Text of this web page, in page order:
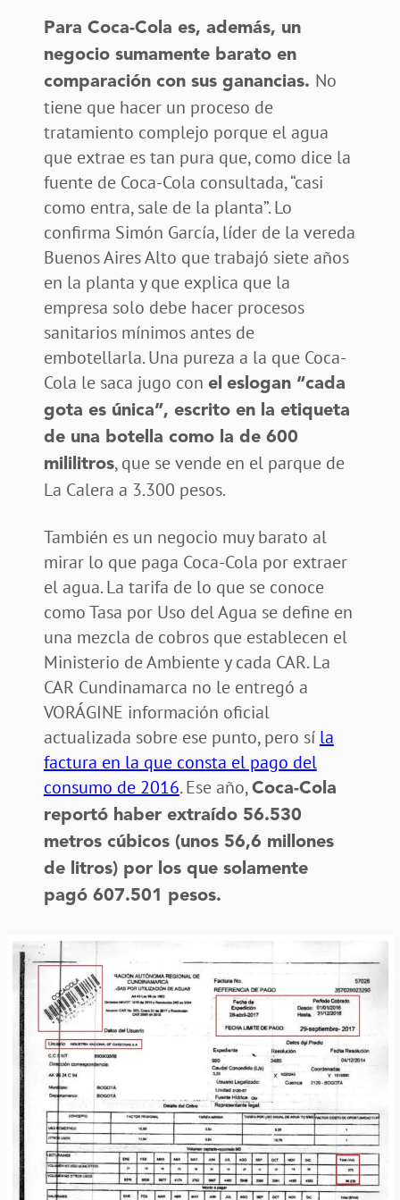
Para Coca-Cola es, además, un
negocio sumamente barato en
comparación con sus ganancias. No
tiene que hacer un proceso de
tratamiento complejo porque el agua
que extrae es tan pura que, como dice la
fuente de Coca-Cola consultada, “casi
como entra, sale de la planta”. Lo
confirma Simón García, líder de la vereda
Buenos Aires Alto que trabajó siete años
en la planta y que explica que la
empresa solo debe hacer procesos
sanitarios mínimos antes de
embotellarla. Una pureza a la que Coca-
Cola le saca jugo con el eslogan “cada
gota es única”, escrito en la etiqueta
de una botella como la de 600
mililitros, que se vende en el parque de
La Calera a 3.300 pesos.
También es un negocio muy barato al
mirar lo que paga Coca-Cola por extraer
el agua. La tarifa de lo que se conoce
como Tasa por Uso del Agua se define en
una mezcla de cobros que establecen el
Ministerio de Ambiente y cada CAR. La
CAR Cundinamarca no le entregó a
VORÁGINE información oficial
actualizada sobre ese punto, pero sí la
factura en la que consta el pago del
consumo de 2016. Ese año, Coca-Cola
reportó haber extraído 56.530
metros cúbicos (unos 56,6 millones
de litros) por los que solamente
pagó 607.501 pesos.